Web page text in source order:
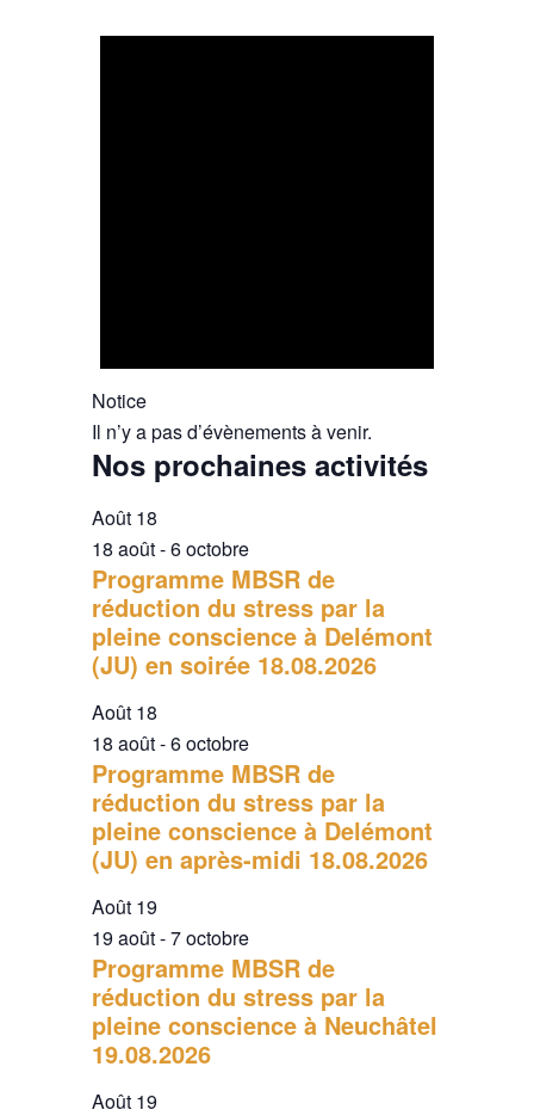
Notice
Il n’y a pas d’évènements à venir.
Nos prochaines activités
Août 18
18 août-6 octobre
Programme MBSR de
réduction du stress par la
pleine conscience à Delémont
(JU) en soirée 18.08.2026
Août 18
18 août-6 octobre
Programme MBSR de
réduction du stress par la
pleine conscience à Delémont
(JU) en après-midi 18.08.2026
Août 19
19 août-7 octobre
Programme MBSR de
réduction du stress par la
pleine conscience à Neuchâtel
19.08.2026
Août 19